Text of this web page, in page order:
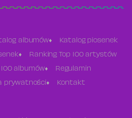
albumów Katalog piosenek
Ranking Top 100 artystów
albumów Regulamin
prywatności Kontakt